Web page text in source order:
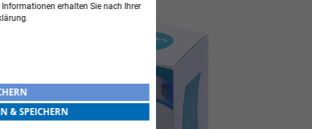
Zum
Ende
erhalten Sie nach Ihrer
& SPEICHERN